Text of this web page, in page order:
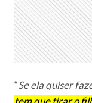
“Se ela quiser